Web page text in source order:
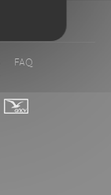
FAQ